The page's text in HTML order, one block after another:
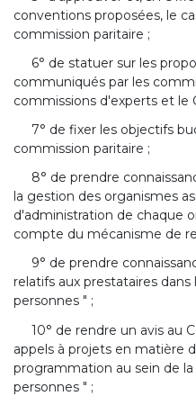
conventions proposées, le
commission paritaire ;
6° de statuer sur les
communiqués par les
commissions d'experts et le
7° de fixer les objectifs
commission paritaire ;
8° de prendre
la gestion des organismes
d'administration de chaque
compte du mécanisme de
9° de prendre
relatifs aux prestataires
personnes " ;
10° de rendre un avis au
appels à projets en matière
programmation au sein de
personnes " ;